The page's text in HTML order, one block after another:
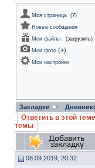
Моя страница (?)
Новые сообщения
Мои файлы
(загрузить)
Мои фото (+)
Мои настройки
Закладки
Ответить в этой теме
темы
08.09.2019, 20:32